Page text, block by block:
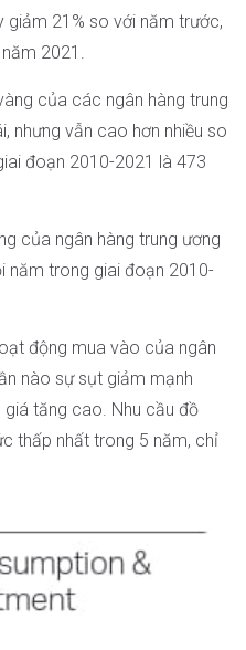
giảm 21% so với năm trước,
2021.
của các ngân hàng trung
nhưng vẫn cao hơn nhiều so
đoạn 2010-2021 là 473
của ngân hàng trung ương
năm trong giai đoạn 2010-
động mua vào của ngân
nào sự sụt giảm mạnh
tăng cao. Nhu cầu đồ
thấp nhất trong 5 năm, chỉ